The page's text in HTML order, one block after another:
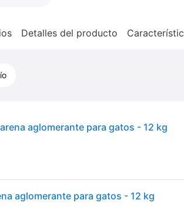
Detalles del producto
aglomerante para gatos - 12 kg
aglomerante para gatos - 12 kg